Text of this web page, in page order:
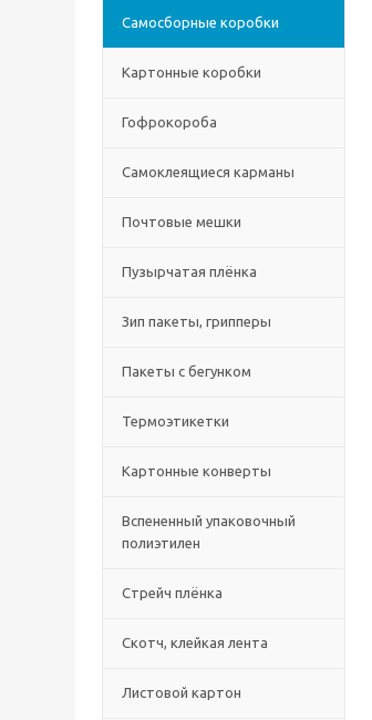
Самосборные коробки
Картонные коробки
Гофрокороба
Самоклеящиеся карманы
Почтовые мешки
Пузырчатая плёнка
Зип пакеты, грипперы
Пакеты с бегунком
Термоэтикетки
Картонные конверты
Вспененный упаковочный
полиэтилен
Стрейч плёнка
Скотч, клейкая лента
Листовой картон